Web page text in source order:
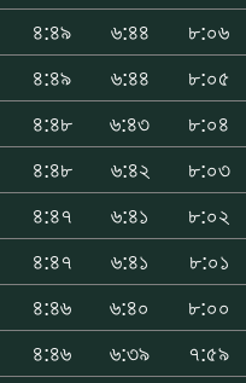
৪:৪৯ ৬:৪৪
৮:০৬
৪:৪৯ ৬:৪৪
৮:০৫
৪:৪৮ ৬:৪৩
৮:০৪
৪:৪৮ ৬:৪২
৮:০৩
৪:৪৭ ৬:৪১
৮:০২
৪:৪৭ ৬:৪১
৮:০১
৪:৪৬ ৬:৪০
৮:০০
৪:৪৬ ৬:৩৯
৭:৫৯